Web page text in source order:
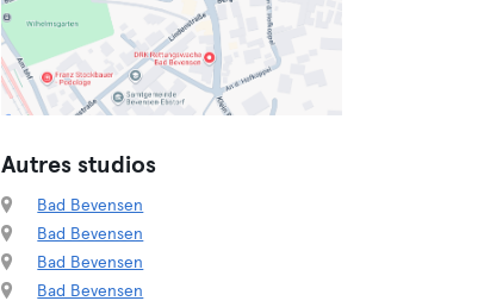
Autres studios
Bad Bevensen
Bad Bevensen
Bad Bevensen
Bad Bevensen